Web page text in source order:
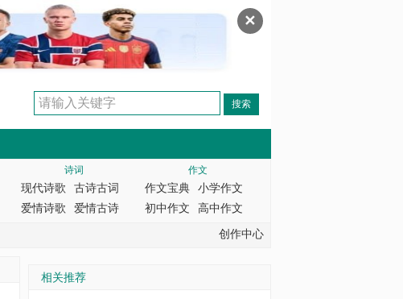
✕
诗词
现代诗歌
古诗古词
爱情诗歌
爱情古诗
作文
作文宝典
小学作文
初中作文
高中作文
创作中心
相关推荐